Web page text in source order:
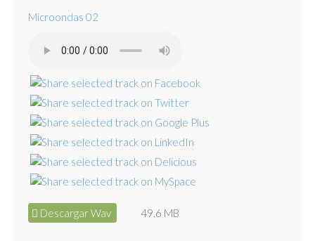
Microondas 02
Descargar Wav 49.6 MB